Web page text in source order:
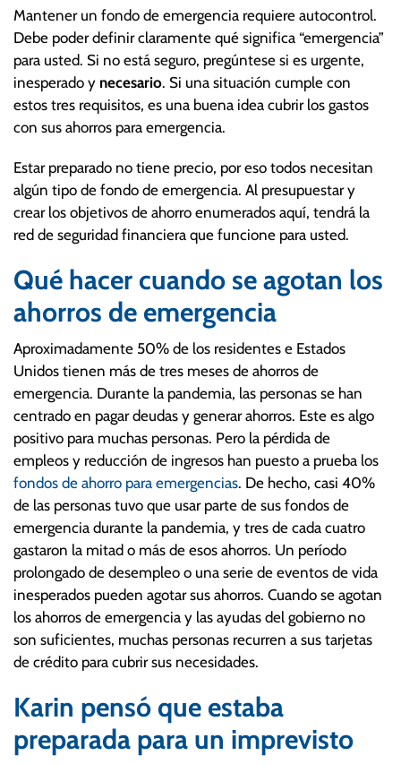
Mantener un fondo de emergencia requiere autocontrol.
Debe poder definir claramente qué significa “emergencia”
para usted. Si no está seguro, pregúntese si es urgente,
inesperado y necesario. Si una situación cumple con
estos tres requisitos, es una buena idea cubrir los gastos
con sus ahorros para emergencia.
Estar preparado no tiene precio, por eso todos necesitan
algún tipo de fondo de emergencia. Al presupuestar y
crear los objetivos de ahorro enumerados aquí, tendrá la
red de seguridad financiera que funcione para usted.
Qué hacer cuando se agotan los
ahorros de emergencia
Aproximadamente 50% de los residentes e Estados
Unidos tienen más de tres meses de ahorros de
emergencia. Durante la pandemia, las personas se han
centrado en pagar deudas y generar ahorros. Este es algo
positivo para muchas personas. Pero la pérdida de
empleos y reducción de ingresos han puesto a prueba los
fondos de ahorro para emergencias. De hecho, casi 40%
de las personas tuvo que usar parte de sus fondos de
emergencia durante la pandemia, y tres de cada cuatro
gastaron la mitad o más de esos ahorros. Un período
prolongado de desempleo o una serie de eventos de vida
inesperados pueden agotar sus ahorros. Cuando se agotan
los ahorros de emergencia y las ayudas del gobierno no
son suficientes, muchas personas recurren a sus tarjetas
de crédito para cubrir sus necesidades.
Karin pensó que estaba
preparada para un imprevisto